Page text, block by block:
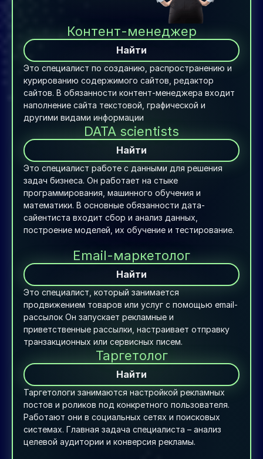
Контент-менеджер
Найти
Это специалист по созданию, распространению и
курированию содержимого сайтов редактор
сайтов. В обязанности контент-менеджера входит
наполнение сайта текстовой, графической и
другими видами информации
DATA scientists
Найти
Это специалист работе с данными для решения
задач бизнеса. Он работает на стыке
программирования, машинного обучения и
математики. В основные обязанности дата-
сайентиста входит сбор и анализ данных,
построение моделей, их обучение и тестирование.
Email-маркетолог
Найти
Это специалист, который занимается
продвижением товаров или услуг с помощью email-
рассылок Он запускает рекламные и
приветственные рассылки, настраивает отправку
транзакционных или сервисных писем.
Таргетолог
Найти
Таргетологи занимаются настройкой рекламных
постов и роликов под конкретного пользователя.
Работают они в социальных сетях и поисковых
системах. Главная задача специалиста – анализ
целевой аудитории и конверсия рекламы.